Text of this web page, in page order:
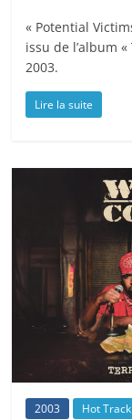
« Potential
issu de l’album
2003.
Lire la suite
2003 Hot Track